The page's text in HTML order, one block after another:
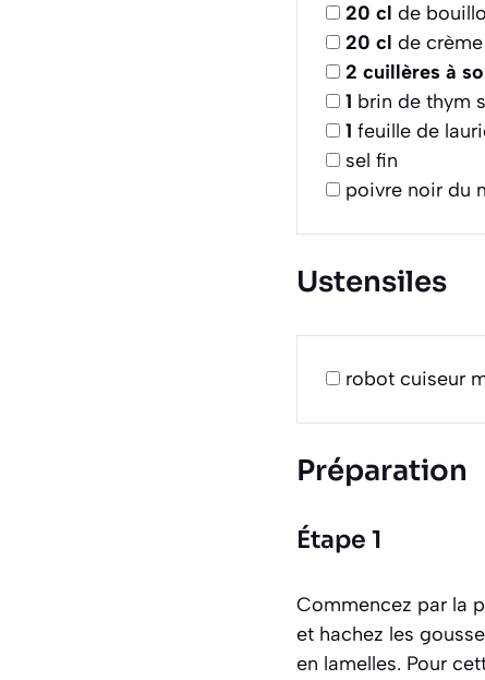
20 cl de
20 cl de
2 cuillères à
1 brin de thym
1 feuille de
sel fin
poivre noir du
Ustensiles
robot cuiseur
Préparation
Étape 1
Commencez par la
et hachez les
en lamelles. Pour